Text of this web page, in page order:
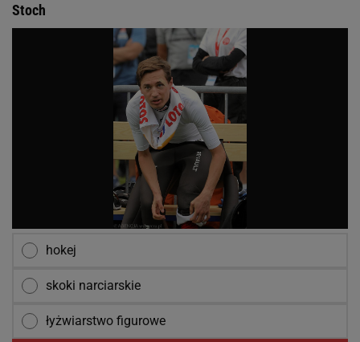
Stoch
hokej
skoki narciarskie
łyżwiarstwo figurowe